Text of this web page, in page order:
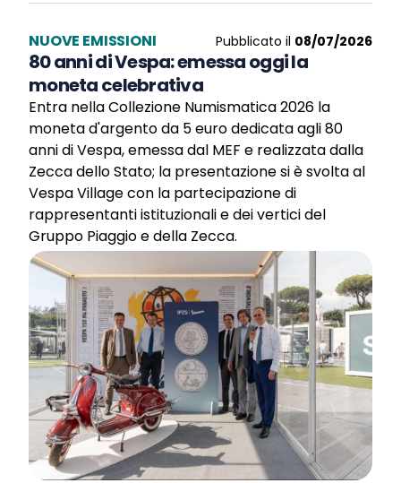
NUOVE EMISSIONI Pubblicato il 08/07/2026
80 anni di Vespa: emessa oggi la
moneta celebrativa
Entra nella Collezione Numismatica 2026 la
moneta d'argento da 5 euro dedicata agli 80
anni di Vespa, emessa dal MEF e realizzata dalla
Zecca dello Stato; la presentazione si è svolta al
Vespa Village con la partecipazione di
rappresentanti istituzionali e dei vertici del
Gruppo Piaggio e della Zecca.